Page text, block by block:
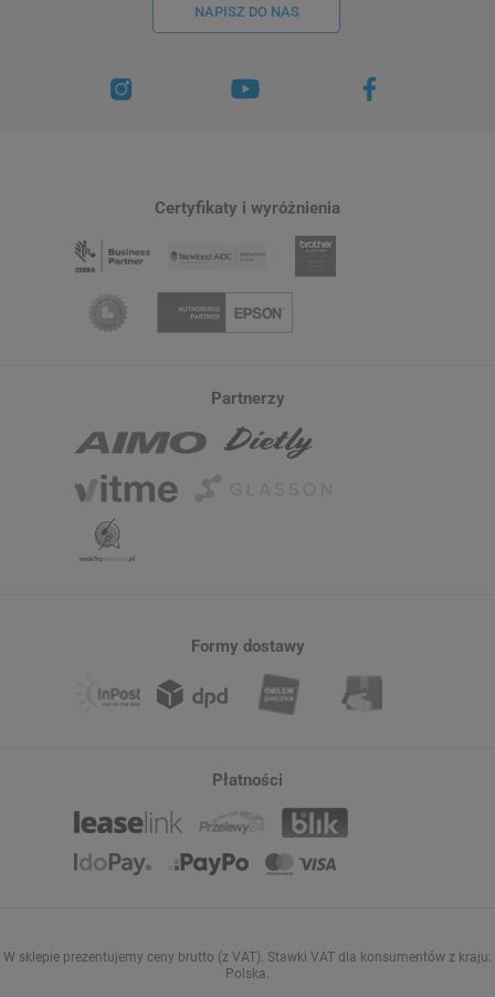
NAPISZ DO NAS
Certyfikaty i wyróżnienia
Partnerzy
Formy dostawy
Płatności
W sklepie prezentujemy ceny brutto (z VAT). Stawki VAT dla konsumentów z kraju:
Polska.